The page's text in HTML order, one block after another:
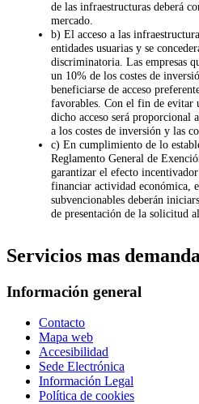
de las infraestructuras deberá
mercado.
b) El acceso a las
entidades usuarias y se
discriminatoria. Las empresas
un 10% de los costes de
beneficiarse de acceso
favorables. Con el fin de evitar
dicho acceso será proporcional
a los costes de inversión y las
c) En cumplimiento de lo
Reglamento General de
garantizar el efecto incentivador
financiar actividad económica,
subvencionables deberán
de presentación de la solicitud
Servicios mas
Información general
Contacto
Mapa web
Accesibilidad
Sede Electrónica
Información Legal
Política de cookies